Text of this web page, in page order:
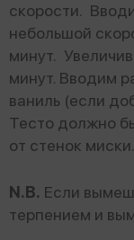
скорости.
небольшой
минут.
минут. Вводим
ваниль (если
Тесто должно
от стенок
N.B. Если
терпением и